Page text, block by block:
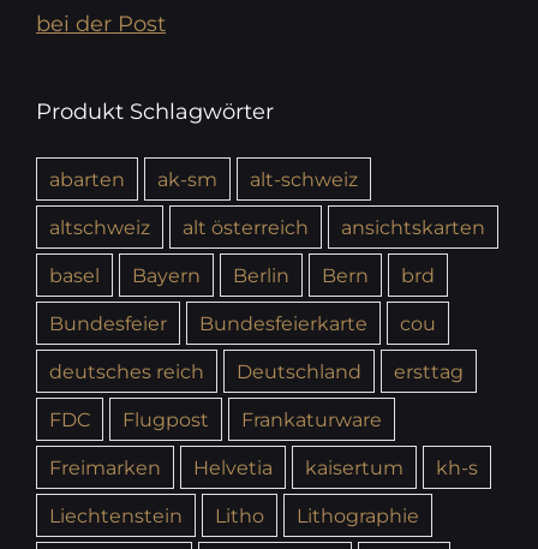
bei der Post
Produkt Schlagwörter
abarten ak-sm
alt-schweiz
altschweiz
alt österreich
ansichtskarten
basel
Bayern Berlin Bern
brd
Bundesfeier
Bundesfeierkarte
cou
deutsches reich
Deutschland
ersttag
FDC
Flugpost
Frankaturware
Freimarken
Helvetia kaisertum
kh-s
Liechtenstein
Litho
Lithographie